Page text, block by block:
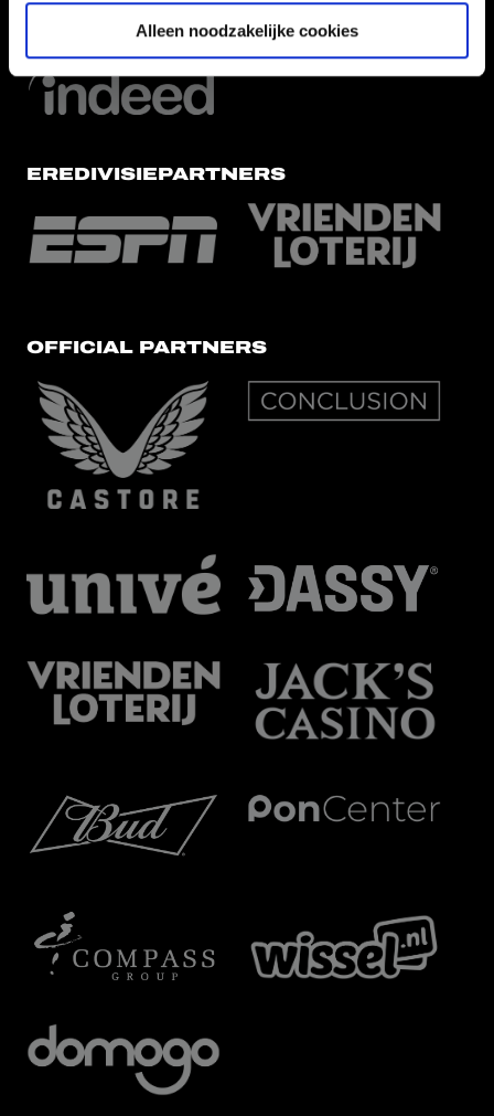
Alleen noodzakelijke cookies
HOOFDSPONSOR
EREDIVISIEPARTNERS
OFFICIAL PARTNERS